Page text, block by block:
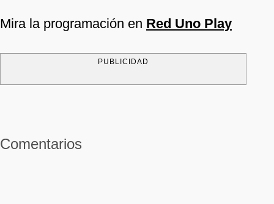
Mira la programación en Red Uno Play
PUBLICIDAD
Comentarios